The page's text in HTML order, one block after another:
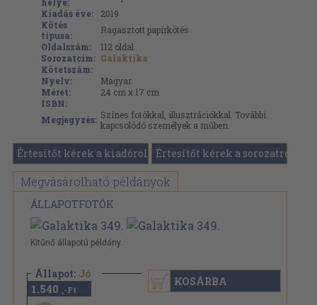
Kiadás éve:
2019
Kötés
típusa:
Ragasztott papírkötés
Oldalszám:
112 oldal
Sorozatcím: Galaktika
Kötetszám:
Nyelv:
Magyar
Méret:
24 cm x 17 cm
ISBN:
Megjegyzés: Színes fotókkal, illusztrációkkal. További
kapcsolódó személyek a műben.
Értesítőt kérek a kiadóról Értesítőt kérek a sorozatról
Megvásárolható példányok
ÁLLAPOTFOTÓK
Kitűnő állapotú példány.
Állapot: Jó
1.540 ,-Ft
KOSÁRBA